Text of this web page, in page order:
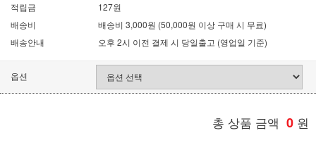
적립금
127원
배송비
배송비 3,000원 (50,000원 이상 구매 시 무료)
배송안내
오후 2시 이전 결제 시 당일출고 (영업일 기준)
옵션
총 상품 금액 0 원